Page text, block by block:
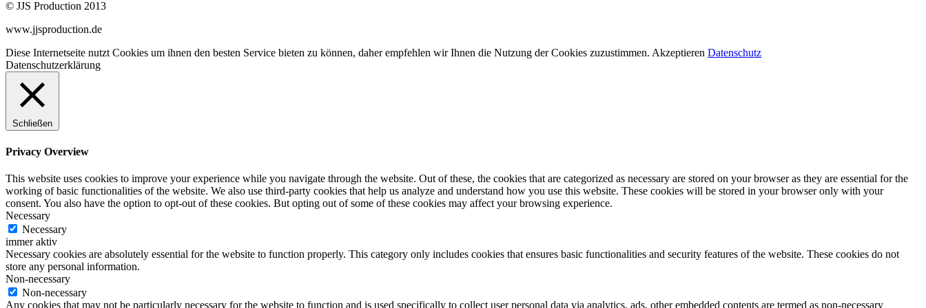
© JJS Production 2013
www.jjsproduction.de
Go
to
Top
Diese Internetseite nutzt Cookies um ihnen den besten Service bieten zu können, daher empfehlen wir Ihnen die Nutzung der Cookies zuzustimmen. Akzeptieren Datenschutz
Datenschutzerklärung
Schließen
Privacy Overview
This website uses cookies to improve your experience while you navigate through the website. Out of these, the cookies that are categorized as necessary are stored on your browser as they are essential for the
working of basic functionalities of the website. We also use third-party cookies that help us analyze and understand how you use this website. These cookies will be stored in your browser only with your
consent. You also have the option to opt-out of these cookies. But opting out of some of these cookies may affect your browsing experience.
Necessary
Necessary
immer aktiv
Necessary cookies are absolutely essential for the website to function properly. This category only includes cookies that ensures basic functionalities and security features of the website. These cookies do not
store any personal information.
Non-necessary
Non-necessary
Any cookies that may not be particularly necessary for the website to function and is used specifically to collect user personal data via analytics, ads, other embedded contents are termed as non-necessary